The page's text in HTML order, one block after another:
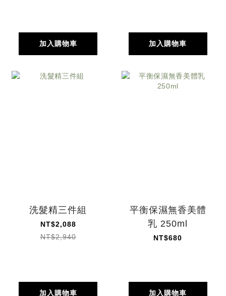
加入購物車 加入購物車
洗髮精三件組
NT$2,088
NT$2,940
加入購物車
平衡保濕無香美體
乳 250ml
NT$680
加入購物車